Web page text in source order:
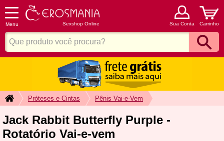
Menu Sexshop Online Sua Conta Carrinho
Próteses e Cintas Pênis Vai-e-Vem
Jack Rabbit Butterfly Purple -
Rotatório Vai-e-vem